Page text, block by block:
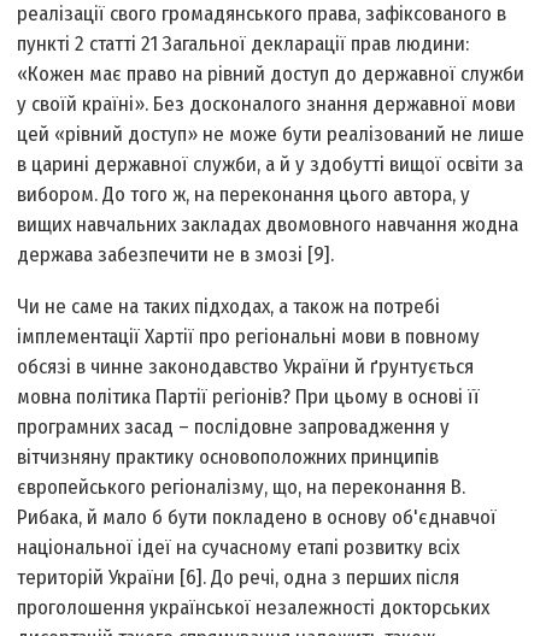
реалізації свого громадянського права, зафіксованого в
пункті 2 статті 21 Загальної декларації прав людини:
«Кожен має право на рівний доступ до державної служби
у своїй країні». Без досконалого знання державної мови
цей «рівний доступ» не може бути реалізований не лише
в царині державної служби, а й у здобутті вищої освіти за
вибором. До того ж, на переконання цього автора, у
вищих навчальних закладах двомовного навчання жодна
держава забезпечити не в змозі [9].
Чи не саме на таких підходах, а також на потребі
імплементації Хартії про регіональні мови в повному
обсязі в чинне законодавство України й ґрунтується
мовна політика Партії регіонів? При цьому в основі її
програмних засад – послідовне запровадження у
вітчизняну практику основоположних принципів
європейського регіоналізму, що, на переконання В.
Рибака, й мало б бути покладено в основу об'єднавчої
національної ідеї на сучасному етапі розвитку всіх
територій України [6]. До речі, одна з перших після
проголошення української незалежності докторських